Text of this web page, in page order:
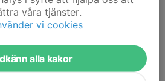
resulterade i ett guld för damjuniorer.
10m
våra tjänster.
vi cookies
alla kakor